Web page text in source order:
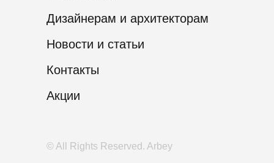
© All Rights Reserved. Arbey
Дизайнерам и архитекторам
Новости и статьи
Акции
Контакты